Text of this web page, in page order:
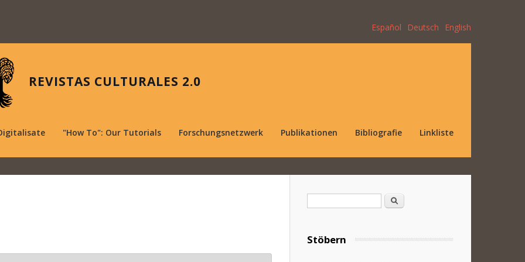
Español Deutsch English
REVISTAS CULTURALES 2.0
"How To": Our Tutorials Forschungsnetzwerk Publikationen Bibliografie Linkliste
Suche
Stöbern